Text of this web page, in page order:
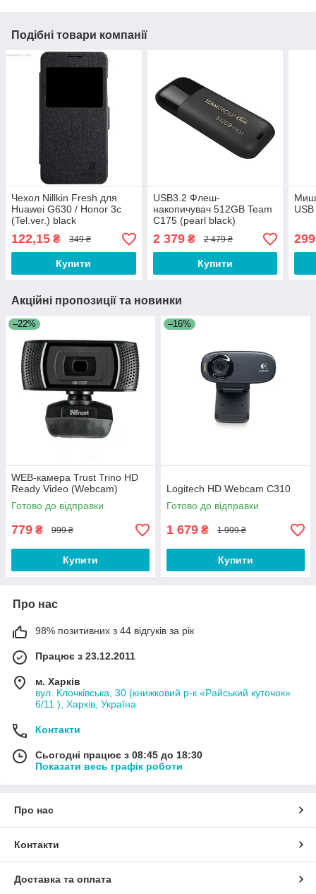
Подібні товари компанії
Чехол Nillkin Fresh для
Huawei G630 / Honor 3c
(Tel.ver.) black
122,15 ₴ 349 ₴
Купити
USB3.2 Флеш-
накопичувач 512GB Team
C175 (pearl black)
2 379₴ 2 479 ₴
Купити
USB
299
Акційні пропозиції та новинки
–22%
WEB-камера Trust Trino HD
Ready Video (Webcam)
Готово до відправки
779 ₴ 999 ₴
Купити
–16%
Logitech HD Webcam C310
Готово до відправки
1 679 ₴ 1 999 ₴
Купити
Про нас
98% позитивних з 44 відгуків за рік
Працює з 23.12.2011
м. Харків
вул. Клочківська, 30 (книжковий р-к «Райський куточок»
6/11 ), Харків, Україна
Контакти
Сьогодні працює з 08:45 до 18:30
Показати весь графік роботи
Про нас
Контакти
Доставка та оплата